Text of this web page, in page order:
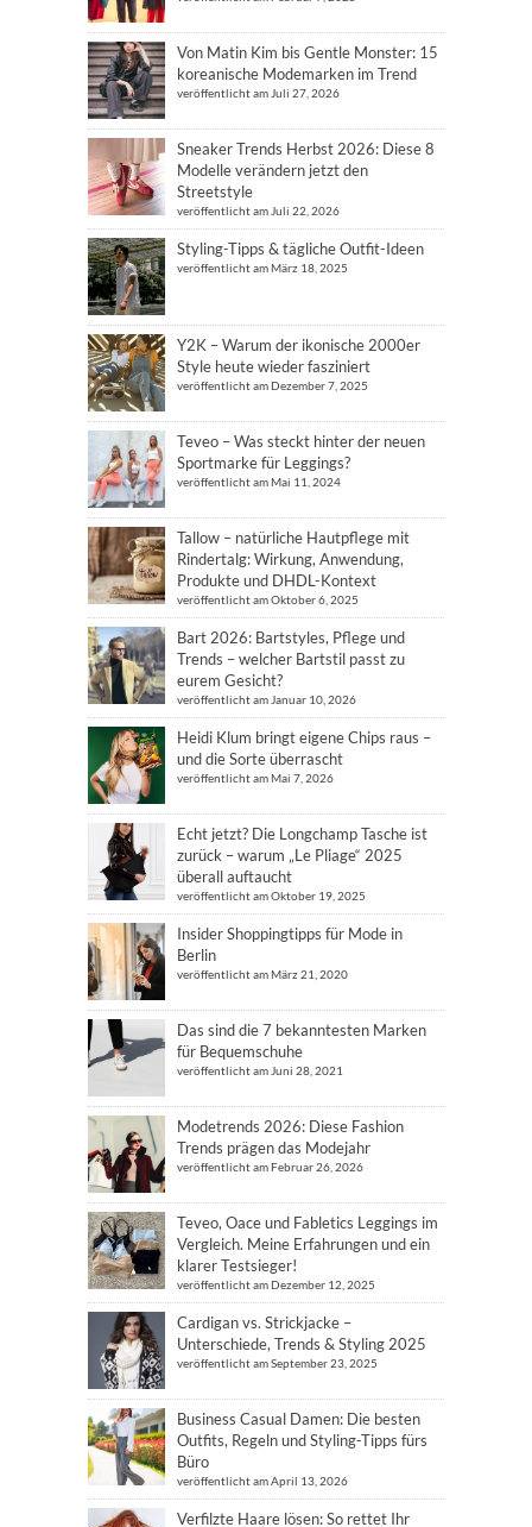
Von Matin Kim bis Gentle Monster: 15
koreanische Modemarken im Trend
veröffentlicht am Juli 27, 2026
Sneaker Trends Herbst 2026: Diese 8
Modelle verändern jetzt den
Streetstyle
veröffentlicht am Juli 22, 2026
Styling-Tipps & tägliche Outfit-Ideen
veröffentlicht am März 18, 2025
Y2K – Warum der ikonische 2000er
Style heute wieder fasziniert
veröffentlicht am Dezember 7, 2025
Teveo – Was steckt hinter der neuen
Sportmarke für Leggings?
veröffentlicht am Mai 11, 2024
Tallow – natürliche Hautpflege mit
Rindertalg: Wirkung, Anwendung,
Produkte und DHDL-Kontext
veröffentlicht am Oktober 6, 2025
Bart 2026: Bartstyles, Pflege und
Trends – welcher Bartstil passt zu
eurem Gesicht?
veröffentlicht am Januar 10, 2026
Heidi Klum bringt eigene Chips raus –
und die Sorte überrascht
veröffentlicht am Mai 7, 2026
Echt jetzt? Die Longchamp Tasche ist
zurück – warum „Le Pliage“ 2025
überall auftaucht
veröffentlicht am Oktober 19, 2025
Insider Shoppingtipps für Mode in
Berlin
veröffentlicht am März 21, 2020
Das sind die 7 bekanntesten Marken
für Bequemschuhe
veröffentlicht am Juni 28, 2021
Modetrends 2026: Diese Fashion
Trends prägen das Modejahr
veröffentlicht am Februar 26, 2026
Teveo, Oace und Fabletics Leggings im
Vergleich. Meine Erfahrungen und ein
klarer Testsieger!
veröffentlicht am Dezember 12, 2025
Cardigan vs. Strickjacke –
Unterschiede, Trends & Styling 2025
veröffentlicht am September 23, 2025
Business Casual Damen: Die besten
Outfits, Regeln und Styling-Tipps fürs
Büro
veröffentlicht am April 13, 2026
Verfilzte Haare lösen: So rettet Ihr